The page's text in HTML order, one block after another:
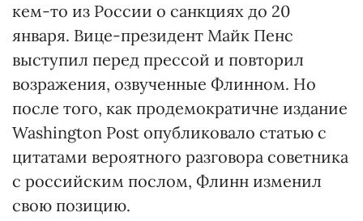
кем-то из России о санкциях до 20
января. Вице-президент Майк Пенс
выступил перед прессой и повторил
возражения, озвученные Флинном. Но
после того, как продемократичне издание
Washington Post опубликовало статью с
цитатами вероятного разговора советника
с российским послом, Флинн изменил
свою позицию.